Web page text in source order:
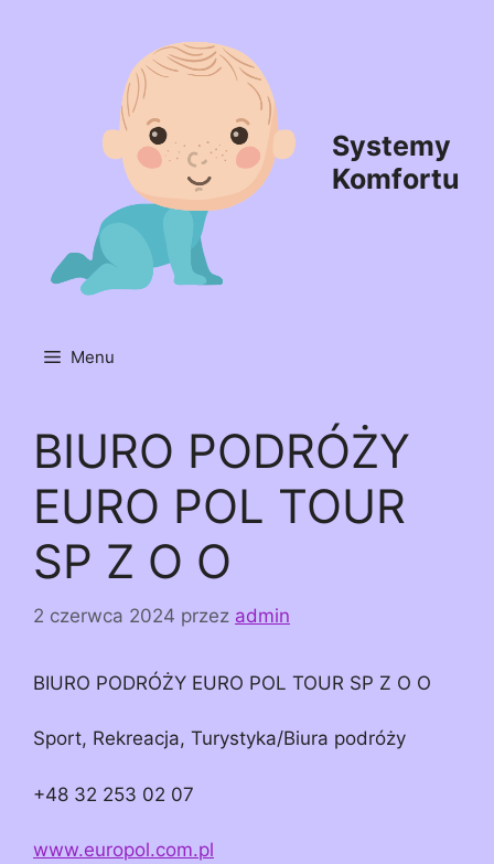
Systemy
Komfortu
Menu
BIURO PODRÓŻY
EURO POL TOUR
SP Z O O
2 czerwca 2024 przez admin
BIURO PODRÓŻY EURO POL TOUR SP Z O O
Sport, Rekreacja, Turystyka/Biura podróży
+48 32 253 02 07
www.europol.com.pl